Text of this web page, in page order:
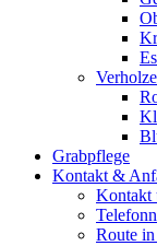
Grabpflege
Kontakt &
Kontakt
Route